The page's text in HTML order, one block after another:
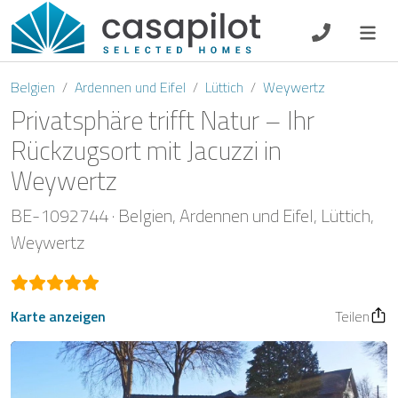
DE EN ES FR
Frühstück
Gutscheine
Belgien Ardennen und Eifel Lüttich Weywertz
Privatsphäre trifft Natur – Ihr
Rückzugsort mit Jacuzzi in
Weywertz
BE-1092744 Belgien Ardennen und Eifel Lüttich
Weywertz
Karte anzeigen Teilen